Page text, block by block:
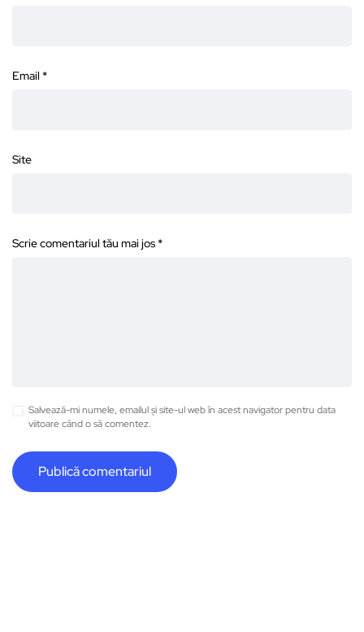
Email *
Site
Scrie comentariul tău mai jos *
Salvează-mi numele, emailul și site-ul web în acest navigator pentru data
viitoare când o să comentez.